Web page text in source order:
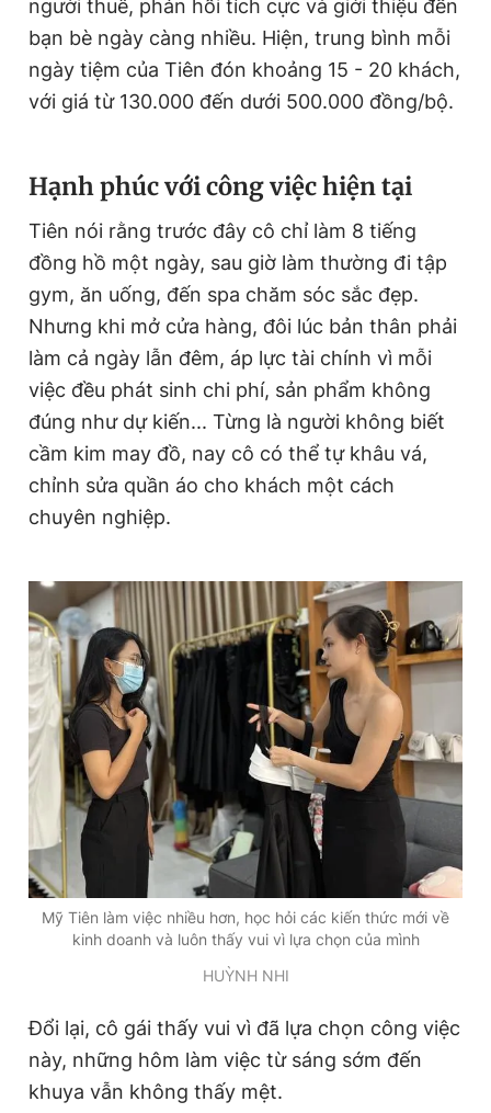
người thuê, phản hồi tích cực và giới thiệu đến
bạn bè ngày càng nhiều. Hiện, trung bình mỗi
ngày tiệm của Tiên đón khoảng 15 - 20 khách,
với giá từ 130.000 đến dưới 500.000 đồng/bộ.
Hạnh phúc với công việc hiện tại
Tiên nói rằng trước đây cô chỉ làm 8 tiếng
đồng hồ một ngày, sau giờ làm thường đi tập
gym, ăn uống, đến spa chăm sóc sắc đẹp.
Nhưng khi mở cửa hàng, đôi lúc bản thân phải
làm cả ngày lẫn đêm, áp lực tài chính vì mỗi
việc đều phát sinh chi phí, sản phẩm không
đúng như dự kiến... Từng là người không biết
cầm kim may đồ, nay cô có thể tự khâu vá,
chỉnh sửa quần áo cho khách một cách
chuyên nghiệp.
Mỹ Tiên làm việc nhiều hơn, học hỏi các kiến thức mới về
kinh doanh và luôn thấy vui vì lựa chọn của mình
HUỲNH NHI
Đổi lại, cô gái thấy vui vì đã lựa chọn công việc
này, những hôm làm việc từ sáng sớm đến
khuya vẫn không thấy mệt.